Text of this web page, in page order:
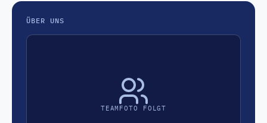
ÜBER UNS
TEAMFOTO FOLGT